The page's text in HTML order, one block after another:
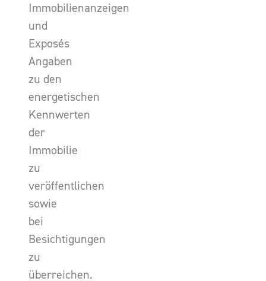
Immobilienanzeigen
und
Exposés
Angaben
zu den
energetischen
Kennwerten
der
Immobilie
zu
veröffentlichen
sowie
bei
Besichtigungen
zu
überreichen.